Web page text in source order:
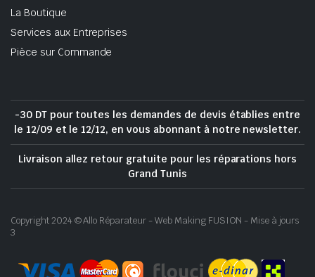
La Boutique
Services aux Entreprises
Pièce sur Commande
-30 DT pour toutes les demandes de devis établies entre
le 12/09 et le 12/12, en vous abonnant à notre newsletter.
Livraison allez retour gratuite pour les réparations hors
Grand Tunis
Copyright 2024 © Allo Réparateur - Web Making FUSION - Mise à jours
3